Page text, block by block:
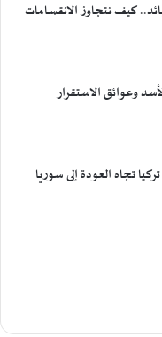
كيف نتجاوز الانقسامات
وعوائق الاستقرار
تجاه العودة إلى سوريا